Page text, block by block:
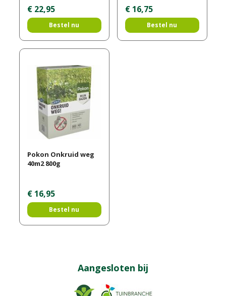
€ 22,95
Bestel nu
€ 16,75
Bestel nu
Pokon Onkruid weg
40m2 800g
€ 16,95
Bestel nu
Aangesloten bij